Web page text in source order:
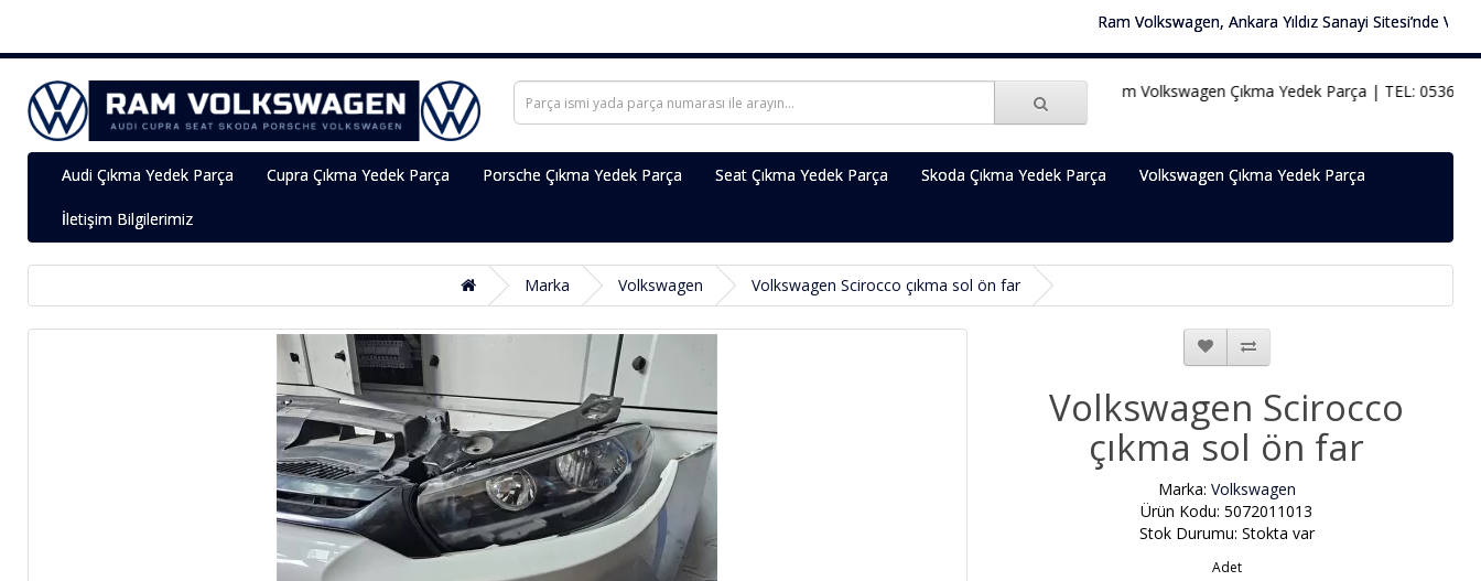
Ram Volkswagen, Ankara Yıldız Sanayi Sitesi’nde
Ram Volkswagen Çıkma Yedek Parça | TEL: 0536 451
Audi Çıkma Yedek Parça Cupra Çıkma Yedek Parça Porsche Çıkma Yedek Parça Seat Çıkma Yedek Parça Skoda Çıkma Yedek Parça Volkswagen Çıkma Yedek Parça
İletişim Bilgilerimiz
Marka Volkswagen Volkswagen Scirocco çıkma sol ön far
Volkswagen Scirocco
çıkma sol ön far
Marka: Volkswagen
Ürün Kodu: 5072011013
Stok Durumu: Stokta var
Adet